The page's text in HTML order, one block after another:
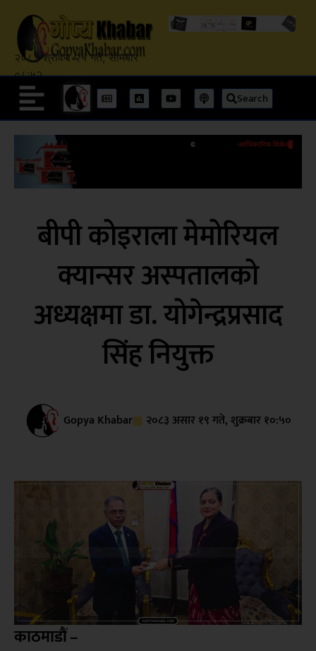
२०८३ श्रावण २५ गते, सोमबार
०८:५२
Search
बीपी कोइराला मेमोरियल
क्यान्सर अस्पतालको
अध्यक्षमा डा. योगेन्द्रप्रसाद
सिंह नियुक्त
Gopya Khabar २०८३ असार १९ गते, शुक्रबार १०:५०
काठमाडौं –